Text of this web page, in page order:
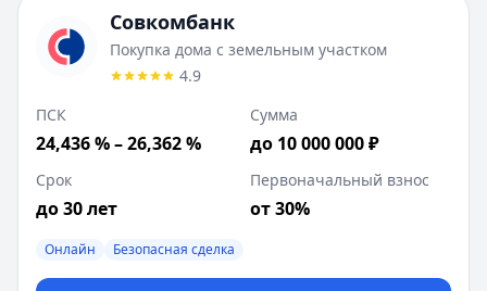
Совкомбанк
Покупка дома с земельным участком
4.9
ПСК
24,436 % – 26,362 %
Сумма
до 10 000 000 ₽
Срок
до 30 лет
Первоначальный взнос
от 30%
Онлайн Безопасная сделка